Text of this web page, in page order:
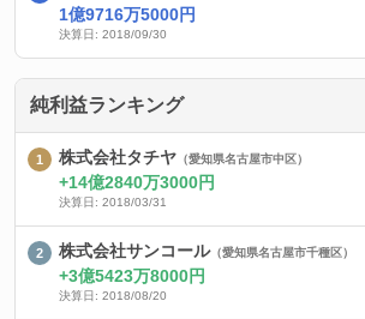
1億9716万5000円
決算日: 2018/09/30
純利益ランキング
株式会社タチヤ （愛知県名古屋市中区）
14億2840万3000円
決算日: 2018/03/31
株式会社サンコール（愛知県名古屋市千種区）
3億5423万8000円
決算日: 2018/08/20